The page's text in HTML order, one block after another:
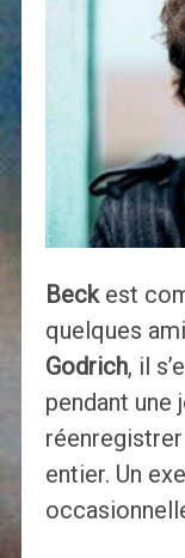
Beckest
quelques
Godrich, il
pendant une
réenregistrer
entier. Un